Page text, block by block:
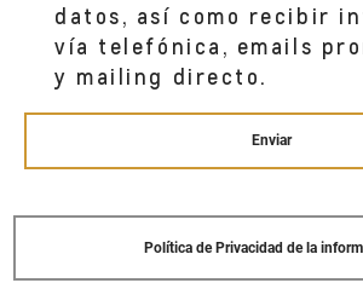
AUTONIZA - MALL AVENTURA
Av. Lurigancho N° 997 - San
Lurigancho
San Juan de Lurigancho,
datos, así como recibir
vía telefónica, emails
y mailing directo.
Enviar
Política de Privacidad de la